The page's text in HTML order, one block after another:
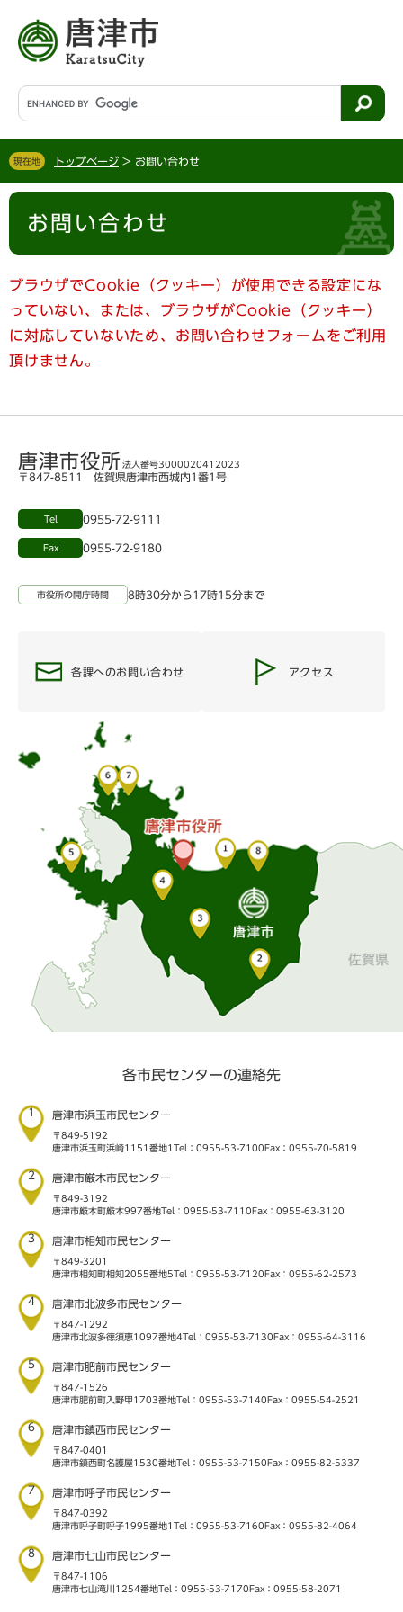
す
。
し
て
文
G
o
g
l
ス
検
現在地 トップページ > お問い合わせ
本
お問い合わせ
ブラウザでCookie（クッキー）が使用できる設定にな
っていない、または、ブラウザがCookie（クッキー）
に対応していないため、お問い合わせフォームをご利用
頂けません。
唐津市役所 法人番号3000020412023
〒847-8511 佐賀県唐津市西城内1番1号
Tel 0955-72-9111
Fax 0955-72-9180
市役所の開庁時間 8時30分から17時15分まで
各課へのお問い合わせ アクセス
各市民センターの連絡先
1 唐津市浜玉市民センター
〒849-5192
唐津市浜玉町浜崎1151番地1 Tel：0955-53-7100 Fax：0955-70-5819
2 唐津市厳木市民センター
〒849-3192
唐津市厳木町厳木997番地Tel：0955-53-7110 Fax：0955-63-3120
3 唐津市相知市民センター
〒849-3201
唐津市相知町相知2055番地5Tel：0955-53-7120 Fax：0955-62-2573
4 唐津市北波多市民センター
〒847-1292
唐津市北波多徳須恵1097番地4Tel：0955-53-7130 Fax：0955-64-3116
5 唐津市肥前市民センター
〒847-1526
唐津市肥前町入野甲1703番地Tel：0955-53-7140 Fax：0955-54-2521
6 唐津市鎮西市民センター
〒847-0401
唐津市鎮西町名護屋1530番地Tel：0955-53-7150 Fax：0955-82-5337
7 唐津市呼子市民センター
〒847-0392
唐津市呼子町呼子1995番地1 Tel：0955-53-7160 Fax：0955-82-4064
8 唐津市七山市民センター
〒847-1106
唐津市七山滝川1254番地Tel：0955-53-7170 Fax：0955-58-2071